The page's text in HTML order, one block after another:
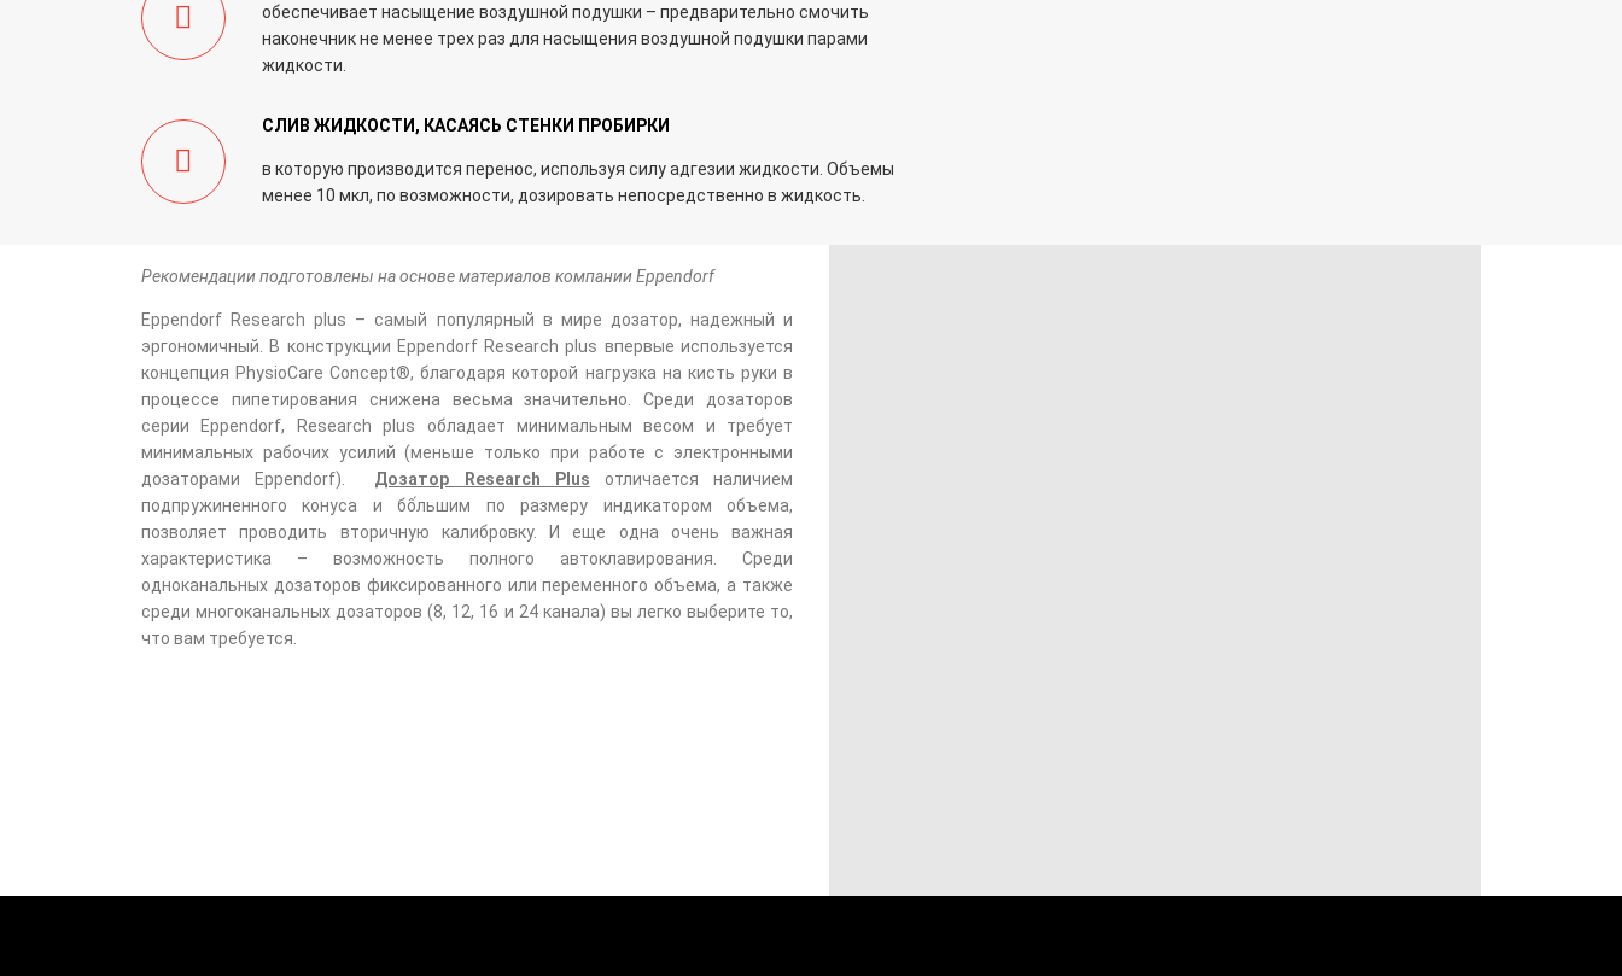
обеспечивает насыщение воздушной подушки – предварительно смочить
наконечник не менее трех раз для насыщения воздушной подушки парами
жидкости.
СЛИВ ЖИДКОСТИ, КАСАЯСЬ СТЕНКИ ПРОБИРКИ
в которую производится перенос, используя силу адгезии жидкости. Объемы
менее 10 мкл, по возможности, дозировать непосредственно в жидкость.
Рекомендации подготовлены на основе материалов компании Eppendorf
Eppendorf Research plus – самый популярный в мире дозатор, надежный и
эргономичный. В конструкции Eppendorf Research plus впервые используется
концепция PhysioCare Concept®, благодаря которой нагрузка на кисть руки в
процессе пипетирования снижена весьма значительно. Среди дозаторов
серии Eppendorf, Research plus обладает минимальным весом и требует
минимальных рабочих усилий (меньше только при работе с электронными
дозаторами Eppendorf). Дозатор Research Plus отличается наличием
подпружиненного конуса и бốльшим по размеру индикатором объема,
позволяет проводить вторичную калибровку. И еще одна очень важная
характеристика – возможность полного автоклавирования. Среди
одноканальных дозаторов фиксированного или переменного объема, а также
среди многоканальных дозаторов (8, 12, 16 и 24 канала) вы легко выберите то,
что вам требуется.